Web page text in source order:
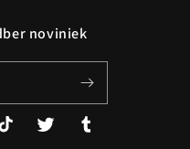
noviniek
Twitter Tumblr